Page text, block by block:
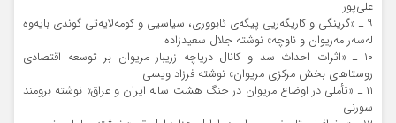
علی‌پور
۹ ـ «گرینگی و کاریگه‌ریی پیگه‌ی ئابووری، سیاسیی و کومه‌لایه‌تی گوندی بایه‌وه
له‌سه‌ر مه‌ریوان و ناوچه» نوشته جلال سعیدزاده
۱۰ ـ «اثرات احداث سد و کانال دریاچه زریبار مریوان بر توسعه اقتصادی
روستاهای بخش مرکزی مریوان» نوشته فرزاد ویسی
۱۱ ـ «تأملی در اوضاع مریوان در جنگ هشت ساله ایران و عراق» نوشته برومند
سورنی